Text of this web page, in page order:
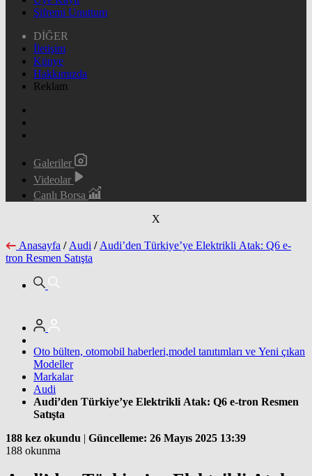
Şifremi Unuttum
DİĞER
İletişim
Künye
Hakkımızda
Reklam
Galeriler
Videolar
Canlı Borsa
X
Anasayfa / Audi / Audi’den Türkiye’ye Elektrikli Atak: Q6 e-
tron Resmen Satışta
Oto bülten, otomobil haberleri,model tanıtımları ve Yeni çıkan
Modeller
Markalar
Audi
Audi’den Türkiye’ye Elektrikli Atak: Q6 e-tron Resmen
Satışta
188 kez okundu | Güncelleme: 26 Mayıs 2025 13:39
188 okunma